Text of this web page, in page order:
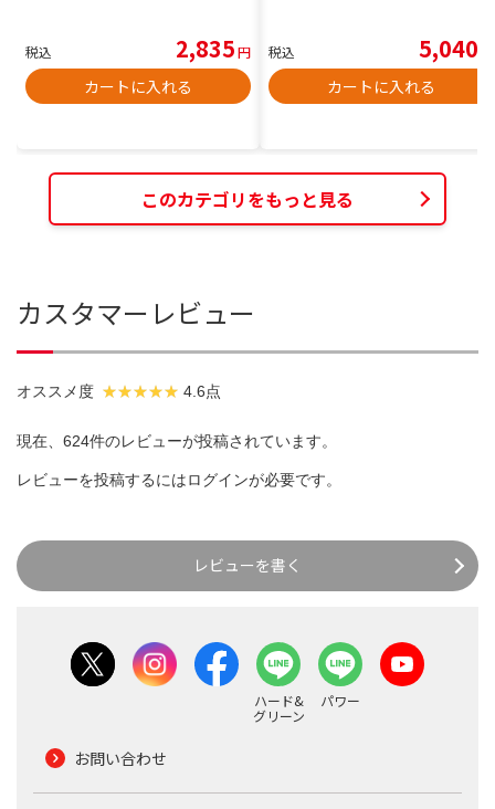
税込 2,835円
カートに入れる
税込 5,040
カートに入れる
このカテゴリをもっと見る
カスタマーレビュー
オススメ度 4.6点
現在、624件のレビューが投稿されています。
レビューを投稿するにはログインが必要です。
レビューを書く
ハード&
グリーン
パワー
お問い合わせ